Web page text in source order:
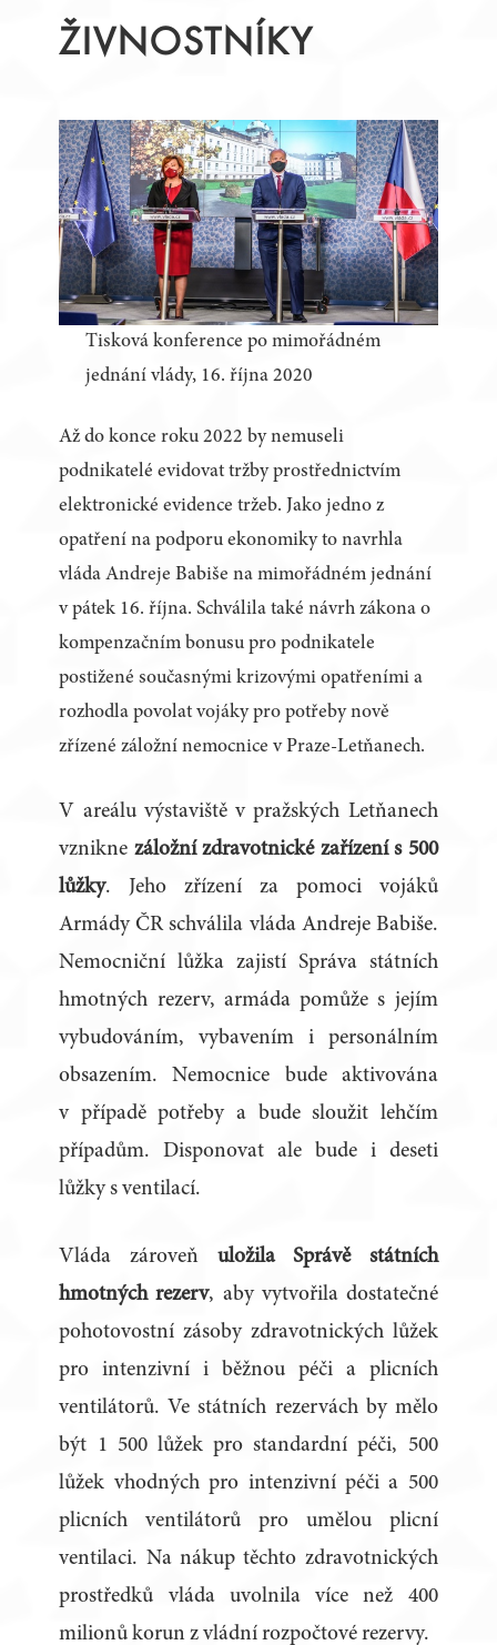
ŽIVNOSTNÍKY
Tisková konference po mimořádném
jednání vlády, 16. října 2020
Až do konce roku 2022 by nemuseli
podnikatelé evidovat tržby prostřednictvím
elektronické evidence tržeb. Jako jedno z
opatření na podporu ekonomiky to navrhla
vláda Andreje Babiše na mimořádném jednání
v pátek 16. října. Schválila také návrh zákona o
kompenzačním bonusu pro podnikatele
postižené současnými krizovými opatřeními a
rozhodla povolat vojáky pro potřeby nově
zřízené záložní nemocnice v Praze-Letňanech.
V areálu výstaviště v pražských Letňanech
vznikne záložní zdravotnické zařízení s 500
lůžky. Jeho zřízení za pomoci vojáků
Armády ČR schválila vláda Andreje Babiše.
Nemocniční lůžka zajistí Správa státních
hmotných rezerv, armáda pomůže s jejím
vybudováním, vybavením i personálním
obsazením. Nemocnice bude aktivována
v případě potřeby a bude sloužit lehčím
případům. Disponovat ale bude i deseti
lůžky s ventilací.
Vláda zároveň uložila Správě státních
hmotných rezerv, aby vytvořila dostatečné
pohotovostní zásoby zdravotnických lůžek
pro intenzivní i běžnou péči a plicních
ventilátorů. Ve státních rezervách by mělo
být 1 500 lůžek pro standardní péči, 500
lůžek vhodných pro intenzivní péči a 500
plicních ventilátorů pro umělou plicní
ventilaci. Na nákup těchto zdravotnických
prostředků vláda uvolnila více než 400
milionů korun z vládní rozpočtové rezervy.